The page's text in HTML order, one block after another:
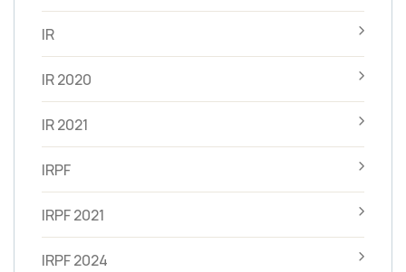
IR
IR 2020
IR 2021
IRPF
IRPF 2021
IRPF 2024